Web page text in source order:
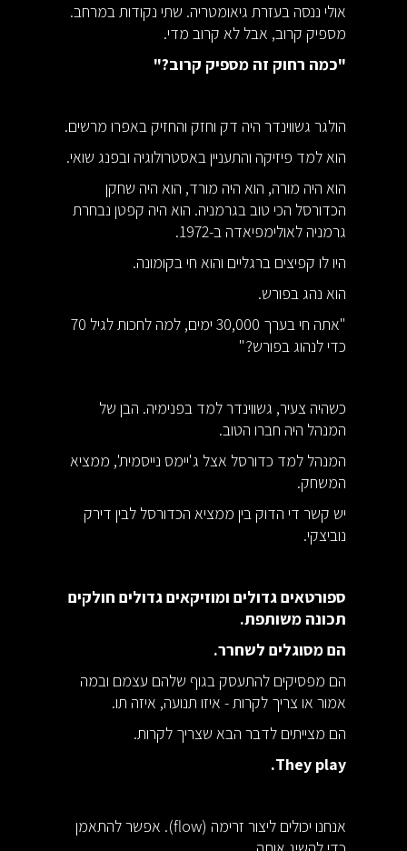
אולי ננסה בעזרת גיאומטריה. שתי נקודות במרחב.
מספיק קרוב, אבל לא קרוב מדי.
"כמה רחוק זה מספיק קרוב?"
הולגר גשווינדר היה דק וחזק והחזיק באפרו מרשים.
הוא למד פיזיקה והתעניין באסטרולוגיה ובפנג שואי.
הוא היה מורה, הוא היה מורד, הוא היה שחקן
הכדורסל הכי טוב בגרמניה. הוא היה קפטן נבחרת
גרמניה לאולימפיאדה ב-1972.
היו לו קפיצים ברגליים והוא חי בקומונה.
הוא נהג בפורש.
"אתה חי בערך 30,000 ימים, למה לחכות לגיל 70
כדי לנהוג בפורש?"
כשהיה צעיר, גשווינדר למד בפנימיה. הבן של
המנהל היה חברו הטוב.
המנהל למד כדורסל אצל ג'יימס נייסמית', ממציא
המשחק.
יש קשר די הדוק בין ממציא הכדורסל לבין דירק
נוביצקי.
ספורטאים גדולים ומוזיקאים גדולים חולקים
תכונה משותפת.
הם מסוגלים לשחרר.
הם מפסיקים להתעסק בגוף שלהם עצמם ובמה
אמור או צריך לקרות - איזו תנועה, איזה תו.
הם מצייתים לדבר הבא שצריך לקרות.
They play.
אנחנו יכולים ליצור זרימה (flow). אפשר להתאמן